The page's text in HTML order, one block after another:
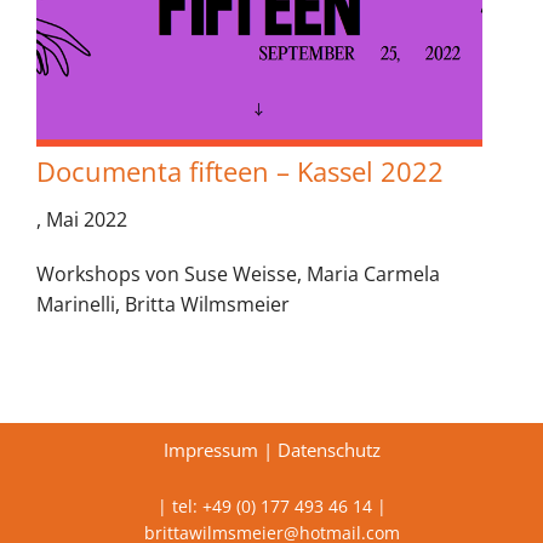
Documenta fifteen – Kassel 2022
, Mai 2022
Workshops von Suse Weisse, Maria Carmela
Marinelli, Britta Wilmsmeier
Impressum | Datenschutz
| tel: +49 (0) 177 493 46 14 |
brittawilmsmeier@hotmail.com